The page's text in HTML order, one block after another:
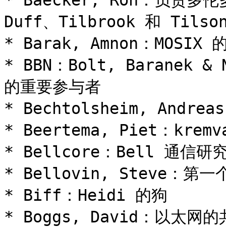
Duff、Tilbrook 和
* Barak, Amnon：MOSIX
* BBN：Bolt, Baranek &
的重要参与者
* Bechtolsheim, Andreas
* Beertema, Piet：
* Bellcore：Bell 通信研
* Bellovin, Steve：第一个
* Biff：Heidi 的狗
* Boggs, David：以太网的